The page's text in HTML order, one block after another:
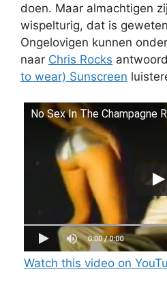
doen. Maar almachtigen
wispelturig, dat is
Ongelovigen kunnen
naar Chris Rocks
to wear) Sunscreen
No Sex In The Champagne
Watch this video on